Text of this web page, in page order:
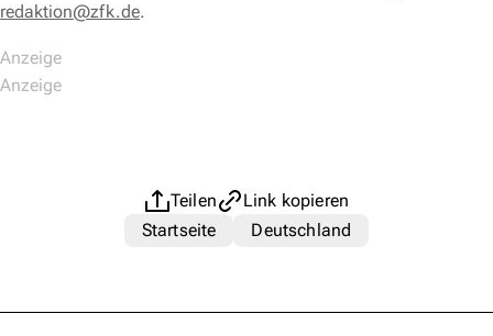
redaktion@zfk.de.
Teilen
Link kopieren
Startseite
Deutschland